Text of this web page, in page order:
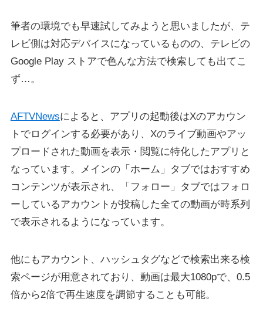
筆者の環境でも早速試してみようと思いましたが、テ
レビ側は対応デバイスになっているものの、テレビの
Google Play ストアで色んな方法で検索しても出てこ
ず…。
AFTVNewsによると、アプリの起動後はXのアカウン
トでログインする必要があり、Xのライブ動画やアッ
プロードされた動画を表示・閲覧に特化したアプリと
なっています。メインの「ホーム」タブではおすすめ
コンテンツが表示され、「フォロー」タブではフォロ
ーしているアカウントが投稿した全ての動画が時系列
で表示されるようになっています。
他にもアカウント、ハッシュタグなどで検索出来る検
索ページが用意されており、動画は最大1080pで、0.5
倍から2倍で再生速度を調節することも可能。